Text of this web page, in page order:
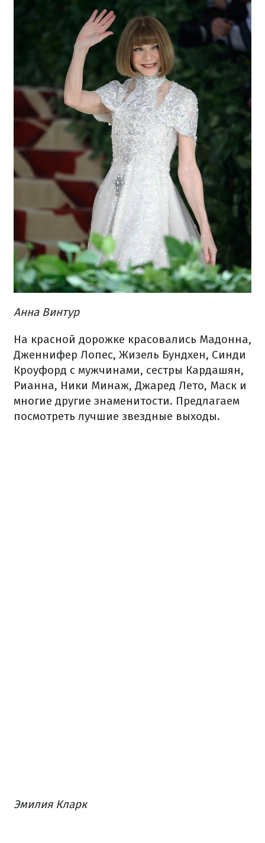
Анна Винтур
На красной дорожке красовались Мадонна,
Дженнифер Лопес, Жизель Бундхен, Синди
Кроуфорд с мужчинами, сестры Кардашян,
Рианна, Ники Минаж, Джаред Лето, Маск и
многие другие знаменитости. Предлагаем
посмотреть лучшие звездные выходы.
Эмилия Кларк